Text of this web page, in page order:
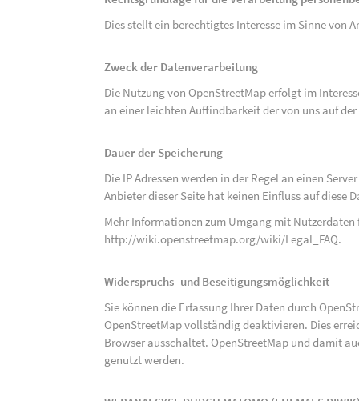
Dies stellt ein berechtigtes Interesse im Sinne von
Zweck der Datenverarbeitung
Die Nutzung von OpenStreetMap erfolgt im
an einer leichten Auffindbarkeit der von uns auf
Dauer der Speicherung
Die IP Adressen werden in der Regel an einen
Anbieter dieser Seite hat keinen Einfluss auf diese
Mehr Informationen zum Umgang mit
http://wiki.openstreetmap.org/wiki/Legal_FAQ.
Widerspruchs- und Beseitigungsmöglichkeit
Sie können die Erfassung Ihrer Daten durch
OpenStreetMap vollständig deaktivieren. Dies
Browser ausschaltet. OpenStreetMap und damit
genutzt werden.